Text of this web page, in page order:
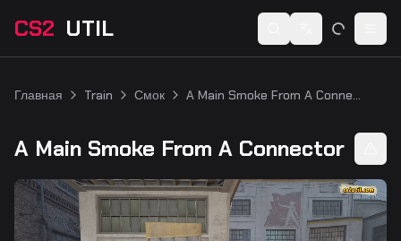
CS2 UTIL Switch language
Главная Train Смок A Main Smoke From A Connector
A Main Smoke From A Connector